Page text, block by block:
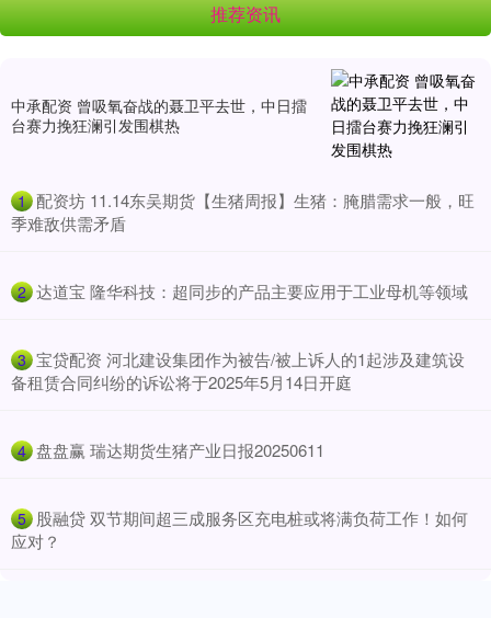
推荐资讯
中承配资 曾吸氧奋战的聂卫平去世，中日擂
台赛力挽狂澜引发围棋热
1 ​配资坊 11.14东吴期货【生猪周报】生猪：腌腊需求一般，旺
季难敌供需矛盾
2 ​达道宝 隆华科技：超同步的产品主要应用于工业母机等领域
3 ​宝贷配资 河北建设集团作为被告/被上诉人的1起涉及建筑设
备租赁合同纠纷的诉讼将于2025年5月14日开庭
4 ​盘盘赢 瑞达期货生猪产业日报20250611
5 ​股融贷 双节期间超三成服务区充电桩或将满负荷工作！如何
应对？